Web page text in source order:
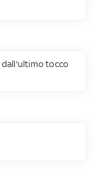
dall'ultimo tocco